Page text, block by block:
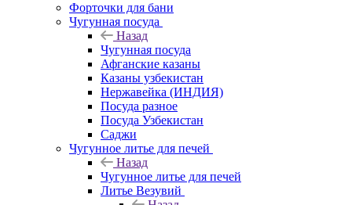
Форточки для бани
Чугунная посуда
Назад
Чугунная посуда
Афганские казаны
Казаны узбекистан
Нержавейка (ИНДИЯ)
Посуда разное
Посуда Узбекистан
Саджи
Чугунное литье для печей
Назад
Чугунное литье для печей
Литье Везувий